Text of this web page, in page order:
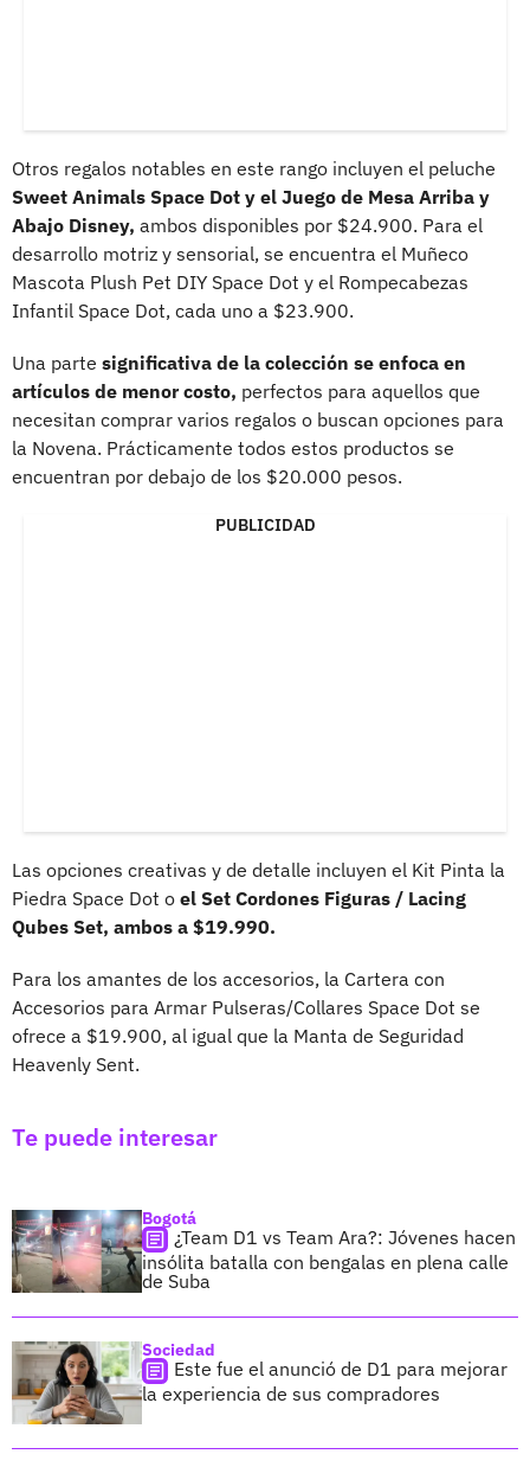
Otros regalos notables en este rango incluyen el peluche
Sweet Animals Space Dot y el Juego de Mesa Arriba y
Abajo Disney, ambos disponibles por $24.900. Para el
desarrollo motriz y sensorial, se encuentra el Muñeco
Mascota Plush Pet DIY Space Dot y el Rompecabezas
Infantil Space Dot, cada uno a $23.900.
Una parte significativa de la colección se enfoca en
artículos de menor costo, perfectos para aquellos que
necesitan comprar varios regalos o buscan opciones para
la Novena. Prácticamente todos estos productos se
encuentran por debajo de los $20.000 pesos.
PUBLICIDAD
Las opciones creativas y de detalle incluyen el Kit Pinta la
Piedra Space Dot o el Set Cordones Figuras / Lacing
Qubes Set, ambos a $19.990.
Para los amantes de los accesorios, la Cartera con
Accesorios para Armar Pulseras/Collares Space Dot se
ofrece a $19.900, al igual que la Manta de Seguridad
Heavenly Sent.
Te puede interesar
Bogotá
¿Team D1 vs Team Ara?: Jóvenes hacen
insólita batalla con bengalas en plena calle
de Suba
Sociedad
Este fue el anunció de D1 para mejorar
la experiencia de sus compradores